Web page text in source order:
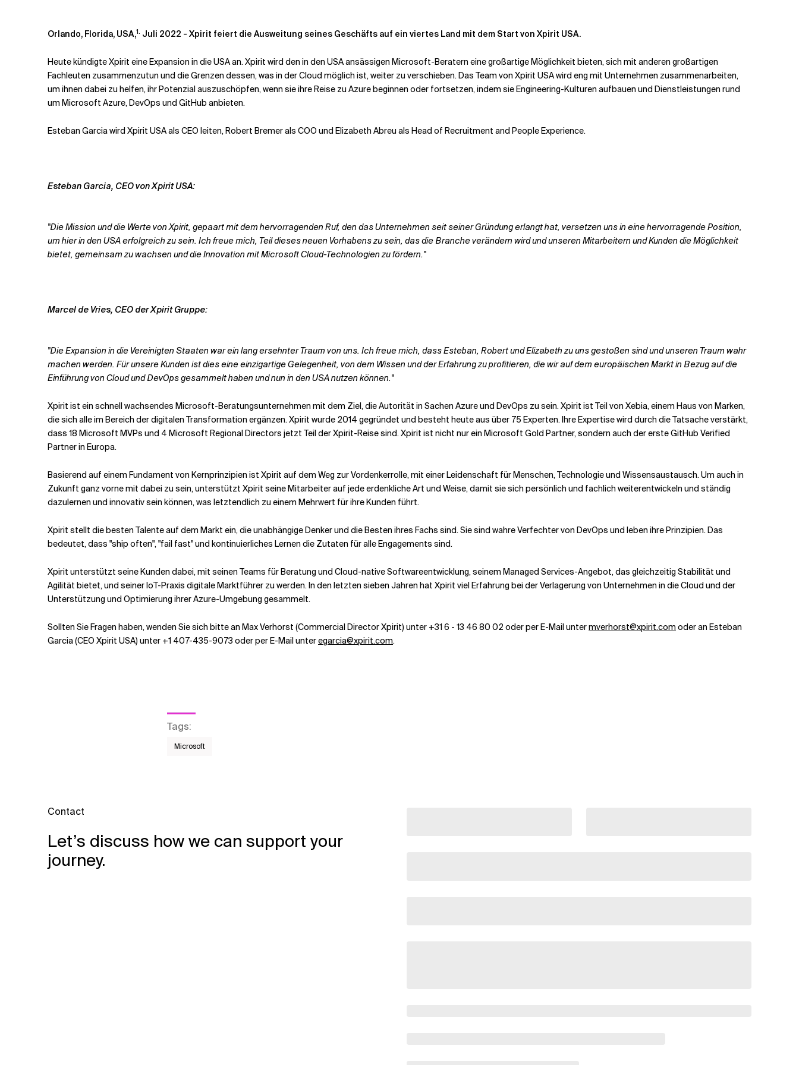
Orlando, Florida, USA,1. Juli 2022 - Xpirit feiert die Ausweitung seines Geschäfts auf ein viertes Land mit dem Start von Xpirit USA.
Heute kündigte Xpirit eine Expansion in die USA an. Xpirit wird den in den USA ansässigen Microsoft-Beratern eine großartige Möglichkeit bieten, sich mit anderen großartigen
Fachleuten zusammenzutun und die Grenzen dessen, was in der Cloud möglich ist, weiter zu verschieben. Das Team von Xpirit USA wird eng mit Unternehmen zusammenarbeiten,
um ihnen dabei zu helfen, ihr Potenzial auszuschöpfen, wenn sie ihre Reise zu Azure beginnen oder fortsetzen, indem sie Engineering-Kulturen aufbauen und Dienstleistungen rund
um Microsoft Azure, DevOps und GitHub anbieten.
Esteban Garcia wird Xpirit USA als CEO leiten, Robert Bremer als COO und Elizabeth Abreu als Head of Recruitment and People Experience.
Esteban Garcia, CEO von Xpirit USA:
"Die Mission und die Werte von Xpirit, gepaart mit dem hervorragenden Ruf, den das Unternehmen seit seiner Gründung erlangt hat, versetzen uns in eine hervorragende Position,
um hier in den USA erfolgreich zu sein. Ich freue mich, Teil dieses neuen Vorhabens zu sein, das die Branche verändern wird und unseren Mitarbeitern und Kunden die Möglichkeit
bietet, gemeinsam zu wachsen und die Innovation mit Microsoft Cloud-Technologien zu fördern."
Marcel de Vries, CEO der Xpirit Gruppe:
"Die Expansion in die Vereinigten Staaten war ein lang ersehnter Traum von uns. Ich freue mich, dass Esteban, Robert und Elizabeth zu uns gestoßen sind und unseren Traum wahr
machen werden. Für unsere Kunden ist dies eine einzigartige Gelegenheit, von dem Wissen und der Erfahrung zu profitieren, die wir auf dem europäischen Markt in Bezug auf die
Einführung von Cloud und DevOps gesammelt haben und nun in den USA nutzen können."
Xpirit ist ein schnell wachsendes Microsoft-Beratungsunternehmen mit dem Ziel, die Autorität in Sachen Azure und DevOps zu sein. Xpirit ist Teil von Xebia, einem Haus von Marken,
die sich alle im Bereich der digitalen Transformation ergänzen. Xpirit wurde 2014 gegründet und besteht heute aus über 75 Experten. Ihre Expertise wird durch die Tatsache verstärkt,
dass 18 Microsoft MVPs und 4 Microsoft Regional Directors jetzt Teil der Xpirit-Reise sind. Xpirit ist nicht nur ein Microsoft Gold Partner, sondern auch der erste GitHub Verified
Partner in Europa.
Basierend auf einem Fundament von Kernprinzipien ist Xpirit auf dem Weg zur Vordenkerrolle, mit einer Leidenschaft für Menschen, Technologie und Wissensaustausch. Um auch in
Zukunft ganz vorne mit dabei zu sein, unterstützt Xpirit seine Mitarbeiter auf jede erdenkliche Art und Weise, damit sie sich persönlich und fachlich weiterentwickeln und ständig
dazulernen und innovativ sein können, was letztendlich zu einem Mehrwert für ihre Kunden führt.
Xpirit stellt die besten Talente auf dem Markt ein, die unabhängige Denker und die Besten ihres Fachs sind. Sie sind wahre Verfechter von DevOps und leben ihre Prinzipien. Das
bedeutet, dass "ship often", "fail fast" und kontinuierliches Lernen die Zutaten für alle Engagements sind.
Xpirit unterstützt seine Kunden dabei, mit seinen Teams für Beratung und Cloud-native Softwareentwicklung, seinem Managed Services-Angebot, das gleichzeitig Stabilität und
Agilität bietet, und seiner IoT-Praxis digitale Marktführer zu werden. In den letzten sieben Jahren hat Xpirit viel Erfahrung bei der Verlagerung von Unternehmen in die Cloud und der
Unterstützung und Optimierung ihrer Azure-Umgebung gesammelt.
Sollten Sie Fragen haben, wenden Sie sich bitte an Max Verhorst (Commercial Director Xpirit) unter +31 6 - 13 46 80 02 oder per E-Mail untermverhorst@xpirit.com oder an Esteban
Garcia (CEO Xpirit USA) unter +1 407-435-9073 oder per E-Mail unteregarcia@xpirit.com.
Tags:
Microsoft
Contact
Let’s discuss how we can support your
journey.